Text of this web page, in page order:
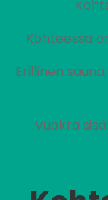
Kohteessa
Erillinen
Vuokra